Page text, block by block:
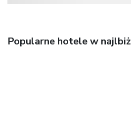
Popularne hotele w